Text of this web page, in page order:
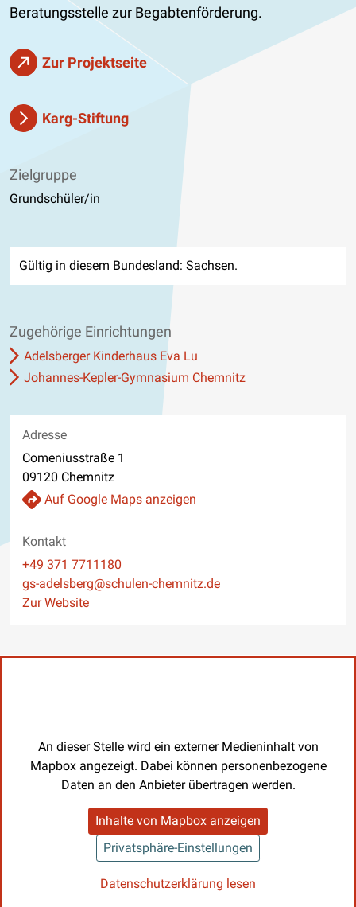
Beratungsstelle zur Begabtenförderung.
Zur Projektseite
Karg-Stiftung
Zielgruppe
Grundschüler/in
Gültig in diesem Bundesland: Sachsen.
Zugehörige Einrichtungen
Adelsberger Kinderhaus Eva Lu
Johannes-Kepler-Gymnasium Chemnitz
Adresse
Comeniusstraße 1
09120 Chemnitz
Auf Google Maps anzeigen
Kontakt
Telefon
+49 371 7711180
E-Mail
gs-adelsberg@schulen-chemnitz.de
Website
Zur Website
An dieser Stelle wird ein externer Medieninhalt von
Mapbox angezeigt. Dabei können personenbezogene
Daten an den Anbieter übertragen werden.
Inhalte von Mapbox anzeigen
Privatsphäre-Einstellungen
Datenschutzerklärung lesen